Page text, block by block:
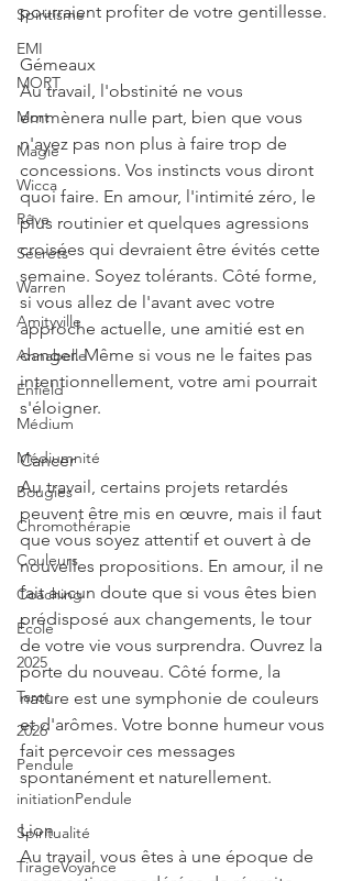
Spiritisme
EMI
MORT
Mort
Magie
Wicca
Rêve
Secrets
Warren
Amityville
Annabelle
Enfield
Médium
Médiumnité
Bougies
Chromothérapie
Couleurs
Coaching
École
2025
Tarot
2026
Pendule
initiationPendule
Spiritualité
TirageVoyance
pourraient profiter de votre gentillesse.
Gémeaux
Au travail, l'obstinité ne vous
emmènera nulle part, bien que vous
n'ayez pas non plus à faire trop de
concessions. Vos instincts vous diront
quoi faire. En amour, l'intimité zéro, le
plus routinier et quelques agressions
croisées qui devraient être évités cette
semaine. Soyez tolérants. Côté forme,
si vous allez de l'avant avec votre
approche actuelle, une amitié est en
danger. Même si vous ne le faites pas
intentionnellement, votre ami pourrait
s'éloigner.
Cancer
Au travail, certains projets retardés
peuvent être mis en œuvre, mais il faut
que vous soyez attentif et ouvert à de
nouvelles propositions. En amour, il ne
fait aucun doute que si vous êtes bien
prédisposé aux changements, le tour
de votre vie vous surprendra. Ouvrez la
porte du nouveau. Côté forme, la
nature est une symphonie de couleurs
et d'arômes. Votre bonne humeur vous
fait percevoir ces messages
spontanément et naturellement.
Lion
Au travail, vous êtes à une époque de